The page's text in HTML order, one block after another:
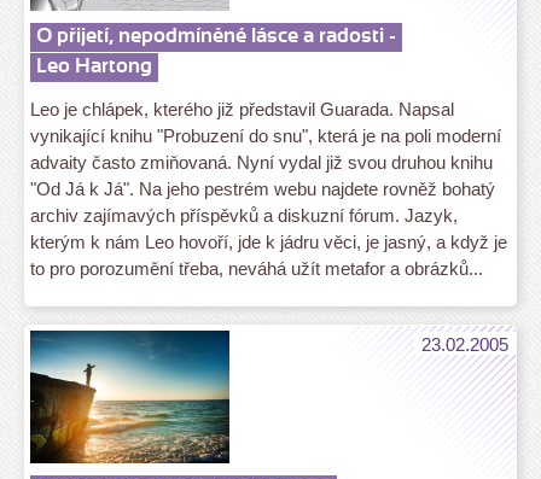
O přijetí, nepodmíněné lásce a radosti -
Leo Hartong
Leo je chlápek, kterého již představil Guarada. Napsal
vynikající knihu "Probuzení do snu", která je na poli moderní
advaity často zmiňovaná. Nyní vydal již svou druhou knihu
"Od Já k Já". Na jeho pestrém webu najdete rovněž bohatý
archiv zajímavých příspěvků a diskuzní fórum. Jazyk,
kterým k nám Leo hovoří, jde k jádru věci, je jasný, a když je
to pro porozumění třeba, neváhá užít metafor a obrázků...
23.02.2005